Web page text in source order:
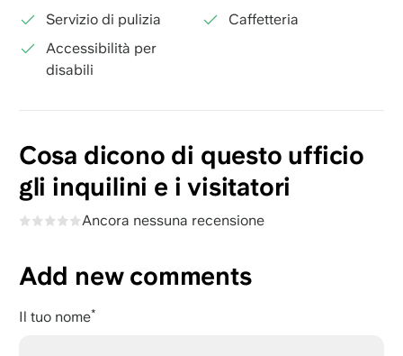
Servizio di pulizia
Caffetteria
Accessibilità per
disabili
Cosa dicono di questo ufficio
gli inquilini e i visitatori
Ancora nessuna recensione
Add new comments
Il tuo nome